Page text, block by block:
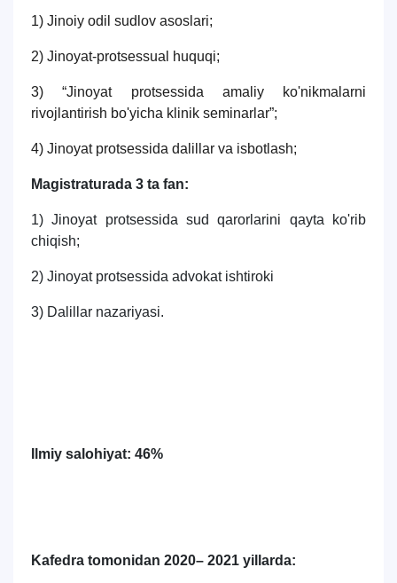
1) Jinoiy odil sudlov asoslari;
2) Jinoyat-protsessual huquqi;
3) “Jinoyat protsessida amaliy ko'nikmalarni
rivojlantirish bo'yicha klinik seminarlar”;
4) Jinoyat protsessida dalillar va isbotlash;
Magistraturada 3 ta fan:
1) Jinoyat protsessida sud qarorlarini qayta ko'rib
chiqish;
2) Jinoyat protsessida advokat ishtiroki
3) Dalillar nazariyasi.
Ilmiy salohiyat: 46%
Kafedra tomonidan 2020– 2021 yillarda: